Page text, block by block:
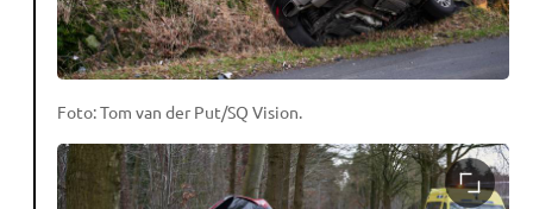
Foto: Tom van der Put/SQ Vision.